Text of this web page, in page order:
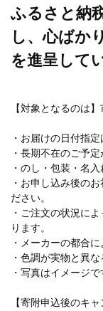
ふるさと納
し、心ばか
を進呈して
【対象となるのは
・お届けの日付指
・長期不在のご予
・のし・包装・名
・お申し込み後の
ださい。
・ご注文の状況に
ります。
・メーカーの都合
・色調が実物と異
・写真はイメージ
【寄附申込後のキ